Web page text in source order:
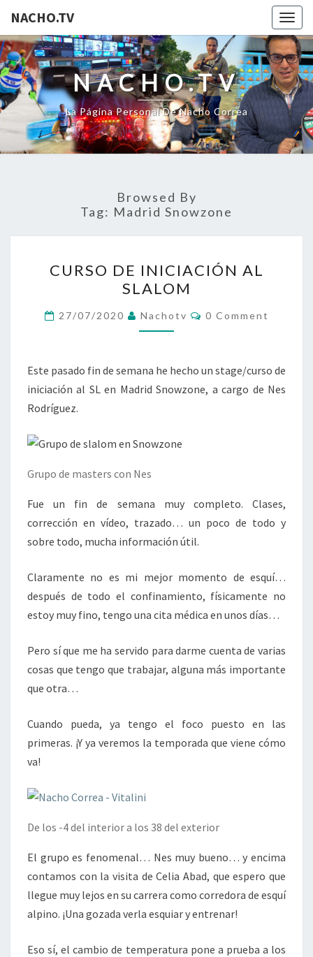
NACHO.TV
NACHO.TV
La Página Personal De Nacho Correa
Browsed By
Tag: Madrid Snowzone
DE
INICIACIÓN
AL
SLALOM
CURSO DE INICIACIÓN AL
SLALOM
27/07/2020 Nachotv Comments
0 Comment
Este pasado fin de semana he hecho un stage/curso de
iniciación al SL en Madrid Snowzone, a cargo de Nes
Rodríguez.
Grupo de masters con Nes
Fue un fin de semana muy completo. Clases,
corrección en vídeo, trazado… un poco de todo y
sobre todo, mucha información útil.
Claramente no es mi mejor momento de esquí…
después de todo el confinamiento, físicamente no
estoy muy fino, tengo una cita médica en unos días…
Pero sí que me ha servido para darme cuenta de varias
cosas que tengo que trabajar, alguna más importante
que otra…
Cuando pueda, ya tengo el foco puesto en las
primeras. ¡Y ya veremos la temporada que viene cómo
va!
De los -4 del interior a los 38 del exterior
El grupo es fenomenal… Nes muy bueno… y encima
contamos con la visita de Celia Abad, que espero que
llegue muy lejos en su carrera como corredora de esquí
alpino. ¡Una gozada verla esquiar y entrenar!
Eso sí, el cambio de temperatura pone a prueba a los